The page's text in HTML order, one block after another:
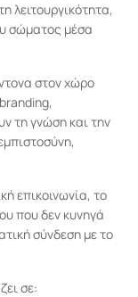
λειτουργικότητα,
σώματος μέσα
στον χώρο
τη γνώση και την
επικοινωνία, το
που δεν κυνηγά
σύνδεση με το
σε: